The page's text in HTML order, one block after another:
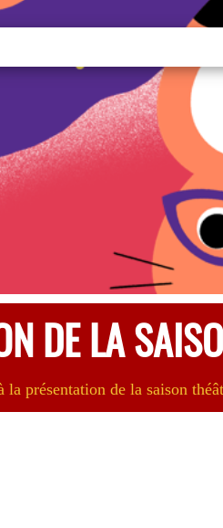
DE LA
la présentation de la saison